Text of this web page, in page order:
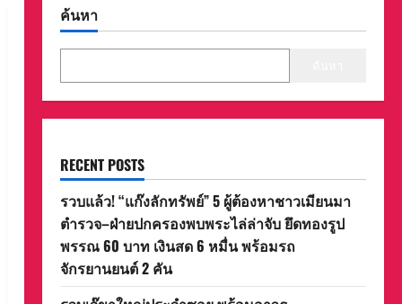
ค้นหา
RECENT POSTS
รวบแล้ว! “แก๊งลักทรัพย์” 5 ผู้ต้องหาชาวเมียนมา
ตำรวจ–ฝ่ายปกครองพบพระไล่ล่าจับ ยึดทองรูป
พรรณ 60 บาท เงินสด 6 หมื่น พร้อมรถ
จักรยานยนต์ 2 คัน